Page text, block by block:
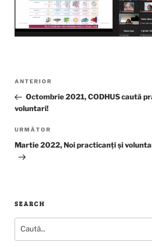
Navigare
articole
Articolul
anterior
ANTERIOR
Octombrie 2021, CODHUS caută
voluntari!
Articolul
următor
URMĂTOR
Martie 2022, Noi practicanți și
SEARCH
după: